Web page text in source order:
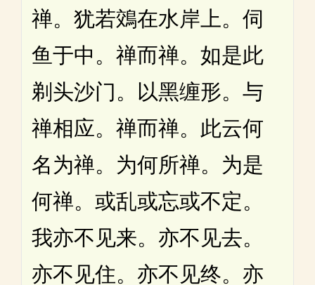
禅。犹若鵁在水岸上。伺
鱼于中。禅而禅。如是此
剃头沙门。以黑缠形。与
禅相应。禅而禅。此云何
名为禅。为何所禅。为是
何禅。或乱或忘或不定。
我亦不见来。亦不见去。
亦不见住。亦不见终。亦